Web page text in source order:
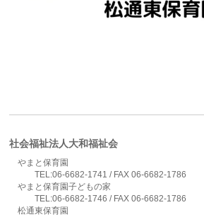
社会福祉法人大和福祉会
やまと保育園
TEL:06-6682-1741 / FAX 06-6682-1786
やまと保育園子どもの家
TEL:06-6682-1746 / FAX 06-6682-1786
松通東保育園